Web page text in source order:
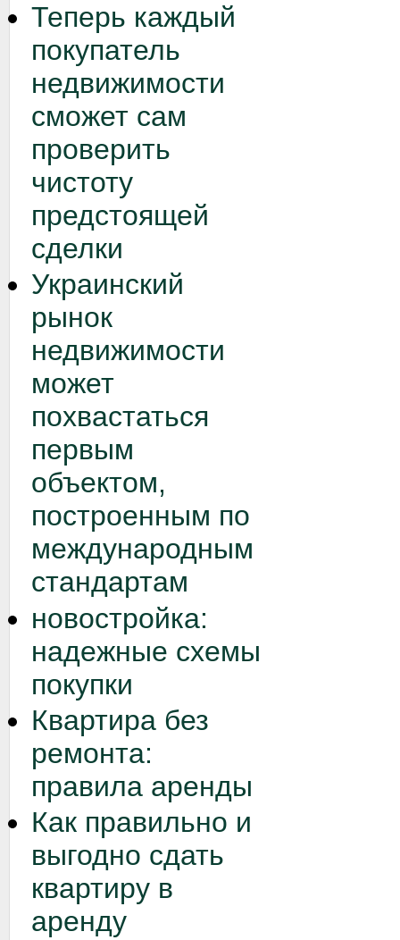
Теперь каждый
покупатель
недвижимости
сможет сам
проверить
чистоту
предстоящей
сделки
Украинский
рынок
недвижимости
может
похвастаться
первым
объектом,
построенным по
международным
стандартам
новостройка:
надежные схемы
покупки
Квартира без
ремонта:
правила аренды
Как правильно и
выгодно сдать
квартиру в
аренду